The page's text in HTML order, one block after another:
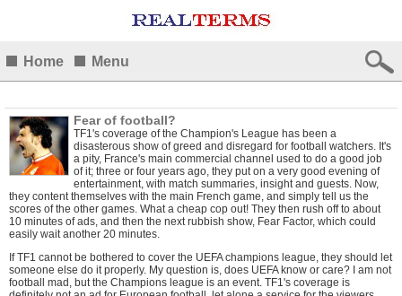
Home Menu
Fear of football?
TF1's coverage of the Champion's League has been a
disasterous show of greed and disregard for football watchers. It's
a pity, France's main commercial channel used to do a good job
of it; three or four years ago, they put on a very good evening of
entertainment, with match summaries, insight and guests. Now,
they content themselves with the main French game, and simply tell us the
scores of the other games. What a cheap cop out! They then rush off to about
10 minutes of ads, and then the next rubbish show, Fear Factor, which could
easily wait another 20 minutes.
If TF1 cannot be bothered to cover the UEFA champions league, they should let
someone else do it properly. My question is, does UEFA know or care? I am not
football mad, but the Champions league is an event. TF1's coverage is